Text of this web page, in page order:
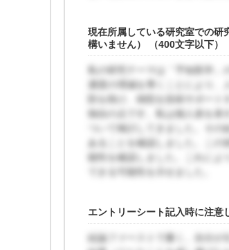
現在所属している研究室での研
構いません） （400文字以下）
私の研究テーマは「予知医学
濃度の増減を導くことにより
防を助け、病院を技術サポー
独自の点です。私は個人差を
ついて検討してきました。そ
あることを確認しました。この
能性を確認しました。これに
できる可能性を示せました。
エントリーシート記入時に注意
結論ファーストで書く。自分が